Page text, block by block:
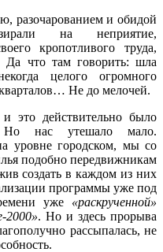
разочарованием и обидой
на неприятие,
кропотливого труда,
Да что там говорить: шла
целого огромного
Не до мелочей.
это действительно было
Но нас утешало мало.
уровне городском, мы со
подобно передвижникам
создать в каждом из них
программы уже под
уже «раскрученной»
2000». Но и здесь прорыва
рассыпалась, не